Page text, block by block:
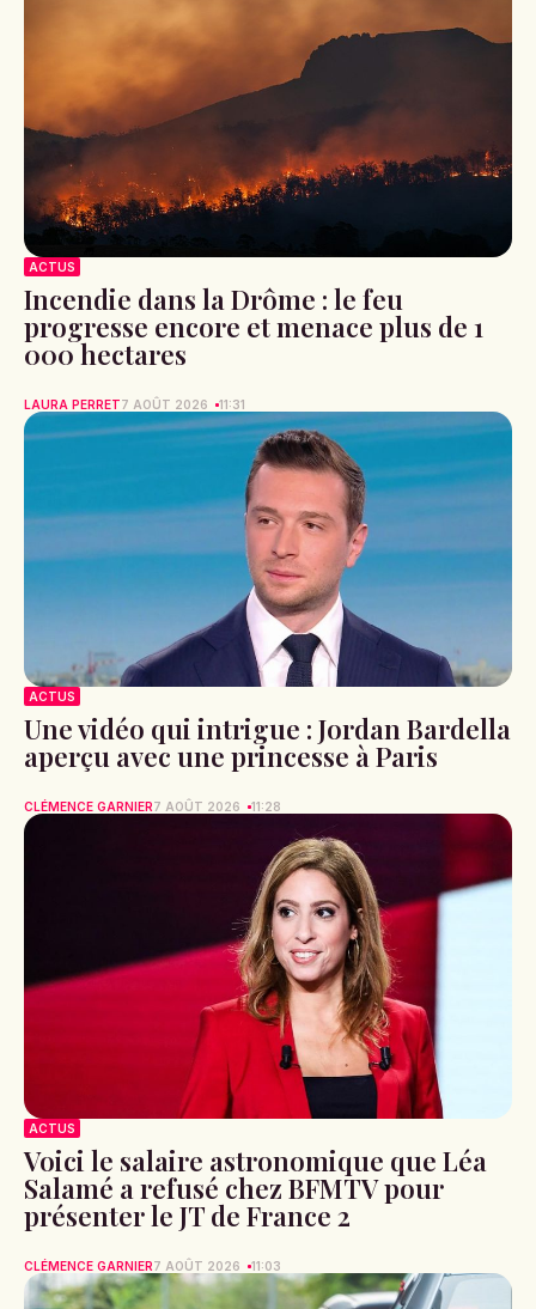
ACTUS
Incendie dans la Drôme : le feu
progresse encore et menace plus de 1
000 hectares
LAURA PERRET7 AOÛT 2026 11:31
ACTUS
Une vidéo qui intrigue : Jordan Bardella
aperçu avec une princesse à Paris
CLÉMENCE GARNIER7 AOÛT 2026 11:28
ACTUS
Voici le salaire astronomique que Léa
Salamé a refusé chez BFMTV pour
présenter le JT de France 2
CLÉMENCE GARNIER7 AOÛT 2026 11:03